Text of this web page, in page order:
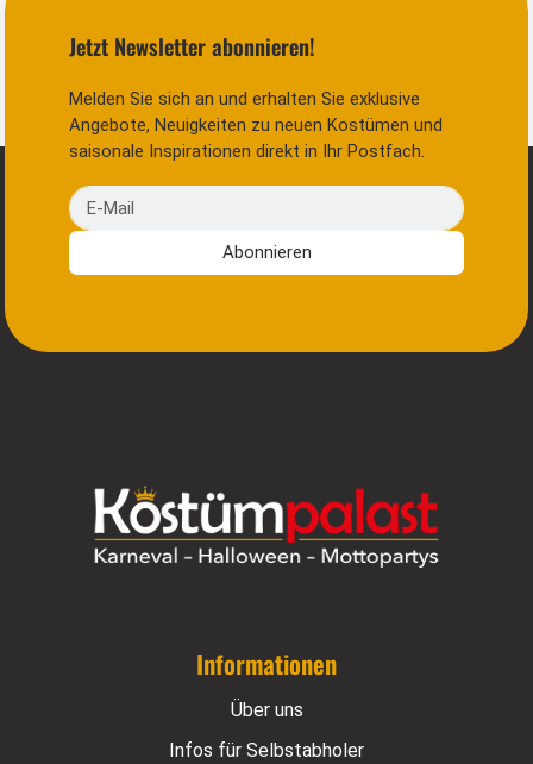
Jetzt Newsletter abonnieren!
Melden Sie sich an und erhalten Sie exklusive
Angebote, Neuigkeiten zu neuen Kostümen und
saisonale Inspirationen direkt in Ihr Postfach.
E-Mail
Abonnieren
Informationen
Über uns
Infos für Selbstabholer